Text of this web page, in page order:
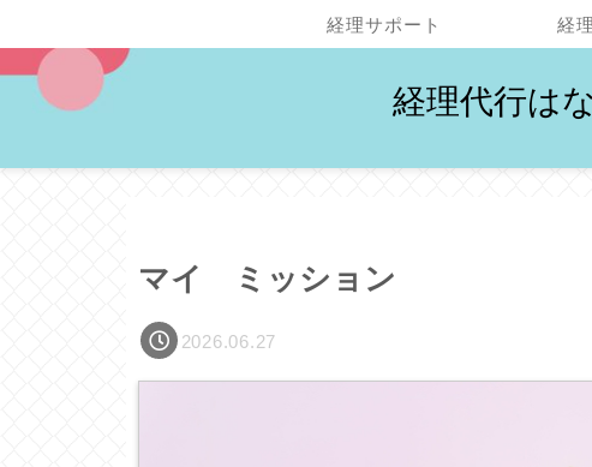
経理代行は
経理サポート 経
マイ ミッション
2026.06.27